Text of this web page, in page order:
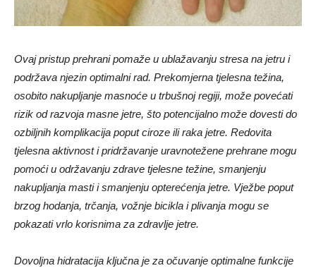
Ovaj pristup prehrani pomaže u ublažavanju stresa na jetru i
podržava njezin optimalni rad. Prekomjerna tjelesna težina,
osobito nakupljanje masnoće u trbušnoj regiji, može povećati
rizik od razvoja masne jetre, što potencijalno može dovesti do
ozbiljnih komplikacija poput ciroze ili raka jetre. Redovita
tjelesna aktivnost i pridržavanje uravnotežene prehrane mogu
pomoći u održavanju zdrave tjelesne težine, smanjenju
nakupljanja masti i smanjenju opterećenja jetre. Vježbe poput
brzog hodanja, trčanja, vožnje bicikla i plivanja mogu se
pokazati vrlo korisnima za zdravlje jetre.
Dovoljna hidratacija ključna je za očuvanje optimalne funkcije